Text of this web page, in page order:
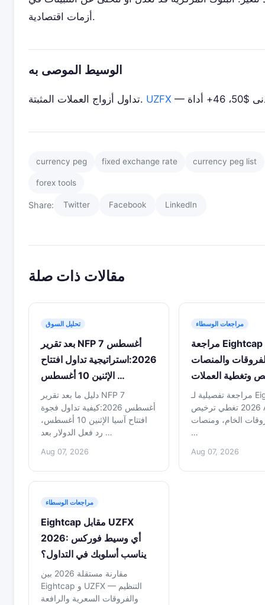
أزمات اقتصادية.
الوسيط الموصى به
تداول أزواج العملات المثبتة. UZFX
currency peg fixed exchange rate currency peg list
forex tools
Share: Twitter Facebook LinkedIn
مقالات ذات صلة
تحليل السوق
بعد تقرير NFP 7 أغسطس
2026:استراتيجية تداول افتتاح
الإثنين 10 أغسطس …
دليل ما بعد تقرير NFP 7
أغسطس 2026:كيفية تداول فجوة
افتتاح آسيا الإثنين 10 أغسطس،
رد فعل الدولار بعد …
Aug 07, 2026
مراجعات الوسطاء
مراجعة Eightcap 2026:
والمنصات
مراجعة تفصيلية لـ Eightcap لعام
2026 تغطي ترخيص ASIC،
الخام، ومنصات
…
Aug 07, 2026
مراجعات الوسطاء
Eightcap مقابل UZFX
2026: أي وسيط فوركس
يناسب أسلوبك في التداول؟
مقارنة مستقلة 2026 بين
Eightcap و UZFX — التنظيم
والفروقات السعرية والرافعة